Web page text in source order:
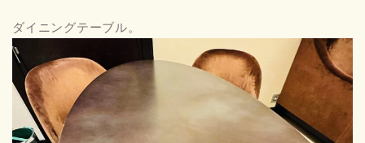
ダイニングテーブル。